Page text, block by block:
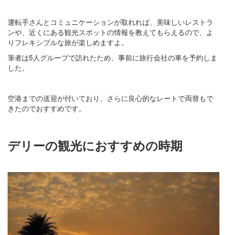
運転手さんとコミュニケーションが取れれば、美味しいレストラ
ンや、近くにある観光スポットの情報を教えてもらえるので、よ
りフレキシブルな旅が楽しめますよ。
筆者は5人グループで訪れたため、事前に旅行会社の車を予約しま
した。
空港までの送迎が付いており、さらに良心的なレートで両替もで
きたのでおすすめです。
デリーの観光におすすめの時期